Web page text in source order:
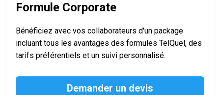
Formule Corporate
Bénéficiez avec vos collaborateurs d'un package
incluant tous les avantages des formules TelQuel, des
tarifs préférentiels et un suivi personnalisé.
Demander un devis